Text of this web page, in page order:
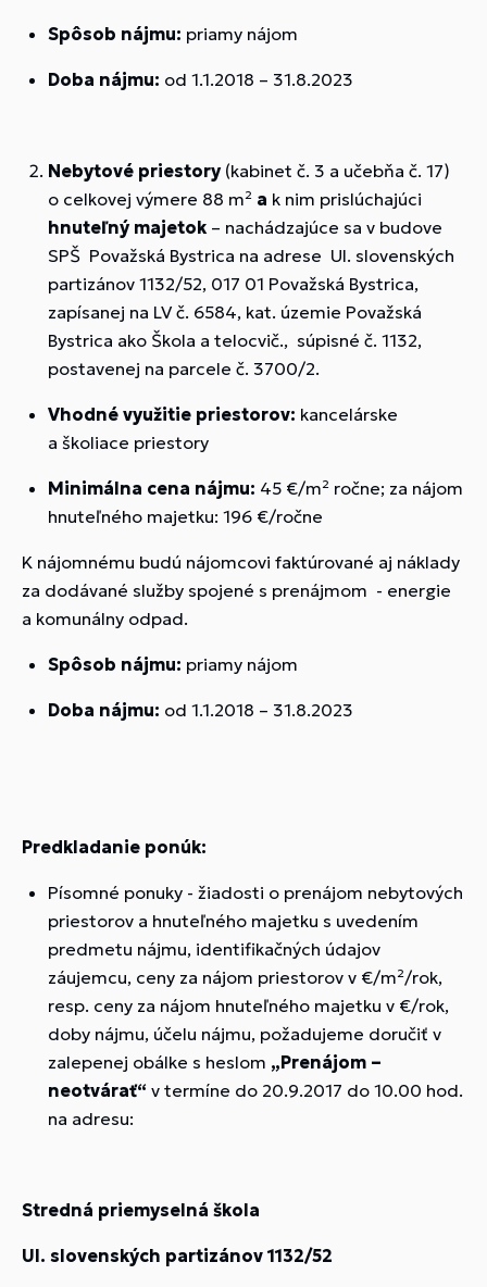
Spôsob nájmu: priamy nájom
Doba nájmu: od 1.1.2018 – 31.8.2023
Nebytové priestory(kabinet č. 3 a učebňa č. 17)
o celkovej výmere 88 m² a k nim prislúchajúci
hnuteľný majetok – nachádzajúce sa v budove
SPŠ Považská Bystrica na adrese Ul. slovenských
partizánov 1132/52, 017 01 Považská Bystrica,
zapísanej na LV č. 6584, kat. územie Považská
Bystrica ako Škola a telocvič., súpisné č. 1132,
postavenej na parcele č. 3700/2.
Vhodné využitie priestorov: kancelárske
a školiace priestory
Minimálna cena nájmu: 45 €/m² ročne; za nájom
hnuteľného majetku: 196 €/ročne
K nájomnému budú nájomcovi faktúrované aj náklady
za dodávané služby spojené s prenájmom - energie
a komunálny odpad.
Spôsob nájmu: priamy nájom
Doba nájmu: od 1.1.2018 – 31.8.2023
Predkladanie ponúk:
Písomné ponuky - žiadosti o prenájom nebytových
priestorov a hnuteľného majetku s uvedením
predmetu nájmu, identifikačných údajov
záujemcu, ceny za nájom priestorov v €/m²/rok,
resp. ceny za nájom hnuteľného majetku v €/rok,
doby nájmu, účelu nájmu, požadujeme doručiť v
zalepenej obálke s heslom „Prenájom –
neotvárať“ v termíne do 20.9.2017 do 10.00 hod.
na adresu:
Stredná priemyselná škola
Ul. slovenských partizánov 1132/52